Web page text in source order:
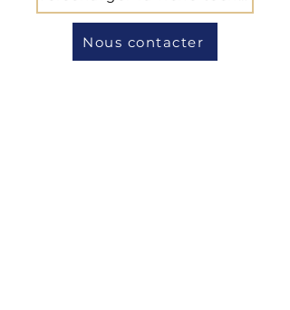
Nous contacter